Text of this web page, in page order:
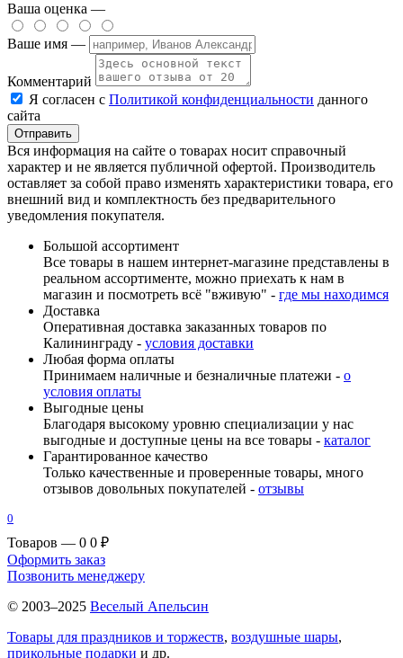
Ваша оценка —
Ваше имя —
Комментарий
Я согласен с Политикой конфиденциальности данного
сайта
Вся информация на сайте о товарах носит справочный
характер и не является публичной офертой. Производитель
оставляет за собой право изменять характеристики товара, его
внешний вид и комплектность без предварительного
уведомления покупателя.
Большой ассортимент
Все товары в нашем интернет-магазине представлены в
реальном ассортименте, можно приехать к нам в
магазин и посмотреть всё "вживую" - где мы находимся
Доставка
Оперативная доставка заказанных товаров по
Калининграду - условия доставки
Любая форма оплаты
Принимаем наличные и безналичные платежи - о
условия оплаты
Выгодные цены
Благодаря высокому уровню специализации у нас
выгодные и доступные цены на все товары - каталог
Гарантированное качество
Только качественные и проверенные товары, много
отзывов довольных покупателей - отзывы
0
Товаров — 0 0 ₽
Оформить заказ
Позвонить менеджеру
© 2003–2025 Веселый Апельсин
Товары для праздников и торжеств, воздушные шары,
прикольные подарки и др.